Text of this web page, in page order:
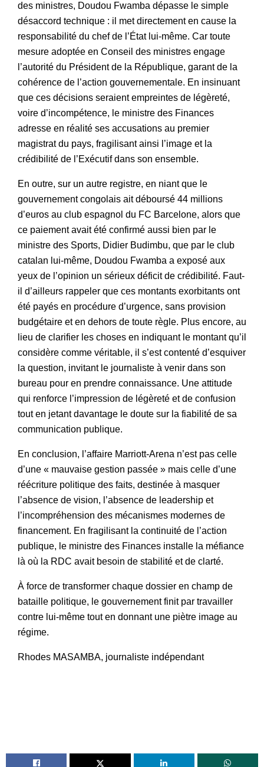
des ministres, Doudou Fwamba dépasse le simple
désaccord technique : il met directement en cause la
responsabilité du chef de l’État lui-même. Car toute
mesure adoptée en Conseil des ministres engage
l’autorité du Président de la République, garant de la
cohérence de l’action gouvernementale. En insinuant
que ces décisions seraient empreintes de légèreté,
voire d’incompétence, le ministre des Finances
adresse en réalité ses accusations au premier
magistrat du pays, fragilisant ainsi l’image et la
crédibilité de l’Exécutif dans son ensemble.
En outre, sur un autre registre, en niant que le
gouvernement congolais ait déboursé 44 millions
d’euros au club espagnol du FC Barcelone, alors que
ce paiement avait été confirmé aussi bien par le
ministre des Sports, Didier Budimbu, que par le club
catalan lui-même, Doudou Fwamba a exposé aux
yeux de l’opinion un sérieux déficit de crédibilité. Faut-
il d’ailleurs rappeler que ces montants exorbitants ont
été payés en procédure d’urgence, sans provision
budgétaire et en dehors de toute règle. Plus encore, au
lieu de clarifier les choses en indiquant le montant qu’il
considère comme véritable, il s’est contenté d’esquiver
la question, invitant le journaliste à venir dans son
bureau pour en prendre connaissance. Une attitude
qui renforce l’impression de légèreté et de confusion
tout en jetant davantage le doute sur la fiabilité de sa
communication publique.
En conclusion, l’affaire Marriott-Arena n’est pas celle
d’une « mauvaise gestion passée » mais celle d’une
réécriture politique des faits, destinée à masquer
l’absence de vision, l’absence de leadership et
l’incompréhension des mécanismes modernes de
financement. En fragilisant la continuité de l’action
publique, le ministre des Finances installe la méfiance
là où la RDC avait besoin de stabilité et de clarté.
À force de transformer chaque dossier en champ de
bataille politique, le gouvernement finit par travailler
contre lui-même tout en donnant une piètre image au
régime.
Rhodes MASAMBA, journaliste indépendant